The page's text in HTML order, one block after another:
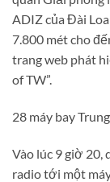
ADIZ của Đài
7.800 mét cho
trang web phát
of TW”.
28 máy bay
Vào lúc 9 giờ 20,
radio tới một